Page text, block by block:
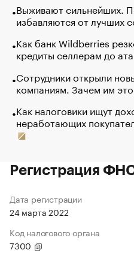
Выживают сильнейших.
избавляются от лучших
Как банк Wildberries
кредиты селлерам до
Сотрудники открыли
компаниям. Зачем им это
Как налоговики ищут
неработающих
Регистрация
Дата регистрации
24 марта 2022
Код налогового органа
7300